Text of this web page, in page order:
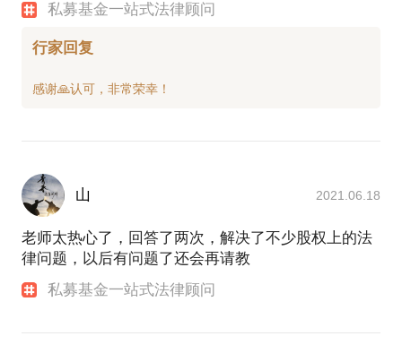
私募基金一站式法律顾问
行家回复
山 2021.06.18
老师太热心了，回答了两次，解决了不少股权上的法
律问题，以后有问题了还会再请教
私募基金一站式法律顾问